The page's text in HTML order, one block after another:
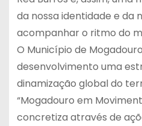
da nossa identidade e da
acompanhar o ritmo do
O Município de
desenvolvimento uma
dinamização global do
“Mogadouro em
concretiza através de